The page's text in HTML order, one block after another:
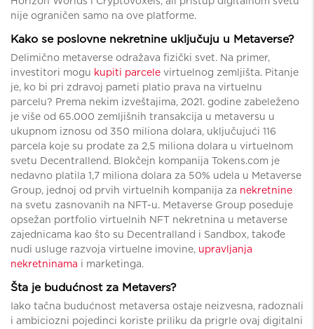
nije ograničen samo na ove platforme.
Kako se poslovne nekretnine uključuju u Metaverse?
Delimično metaverse odražava fizički svet. Na primer,
investitori mogu kupiti parcele virtuelnog zemljišta. Pitanje
je, ko bi pri zdravoj pameti platio prava na virtuelnu
parcelu? Prema nekim izveštajima, 2021. godine zabeleženo
je više od 65.000 zemljišnih transakcija u metaversu u
ukupnom iznosu od 350 miliona dolara, uključujući 116
parcela koje su prodate za 2,5 miliona dolara u virtuelnom
svetu Decentrallend. Blokčejn kompanija Tokens.com je
nedavno platila 1,7 miliona dolara za 50% udela u Metaverse
Group, jednoj od prvih virtuelnih kompanija za nekretnine
na svetu zasnovanih na NFT-u. Metaverse Group poseduje
opsežan portfolio virtuelnih NFT nekretnina u metaverse
zajednicama kao što su Decentralland i Sandbox, takođe
nudi usluge razvoja virtuelne imovine, upravljanja
nekretninama i marketinga.
Šta je budućnost za Metavers?
Iako tačna budućnost metaversa ostaje neizvesna, radoznali
i ambiciozni pojedinci koriste priliku da prigrle ovaj digitalni